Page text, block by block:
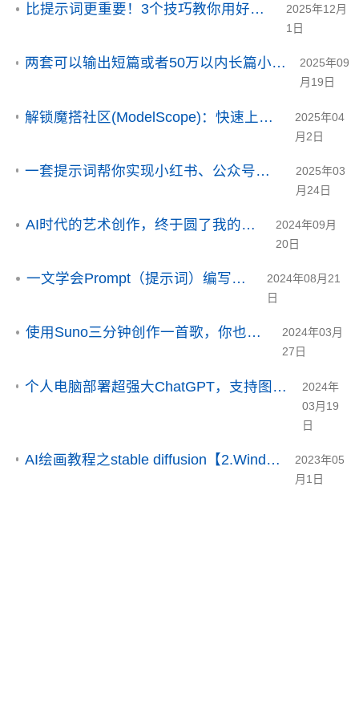
比提示词更重要！3个技巧教你用好AI的"上下文"
2025年12月
1日
两套可以输出短篇或者50万以内长篇小说的prompt，支持gemini2.5pro
2025年09
月19日
解锁魔搭社区(ModelScope)：快速上手，开启 AI 探索之旅
2025年04
月2日
一套提示词帮你实现小红书、公众号封面，附10套风格提示词！
2025年03
月24日
AI时代的艺术创作，终于圆了我的音乐梦！
2024年09月
20日
一文学会Prompt（提示词）编写技巧
2024年08月21
日
使用Suno三分钟创作一首歌，你也可以是音乐人
2024年03月
27日
个人电脑部署超强大ChatGPT，支持图像识别/文生图/语音输入/文本朗读！
2024年
03月19
日
AI绘画教程之stable diffusion【2.Windows系统本地部署】
2023年05
月1日